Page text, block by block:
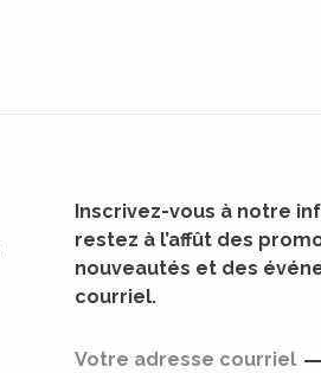
Inscrivez-vous à notre
restez à l’affût des
nouveautés et des
courriel.